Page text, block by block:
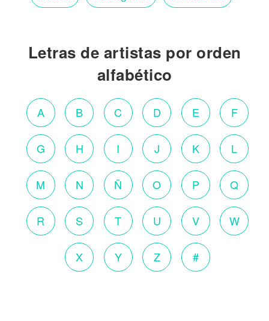
Letras de artistas por orden
alfabético
A B C D E F
G H I J K L
M N Ñ O P Q
R S T U V W
X Y Z #